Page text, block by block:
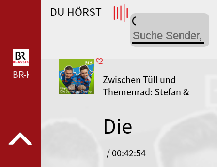
WDR 4 --- WDR 4 ---
BR-KLASSIK --- BR-KLASSIK ---
DU HÖRST
Zwischen Tüll und
Themenrad: Stefan &
Die
/ 00:42:54